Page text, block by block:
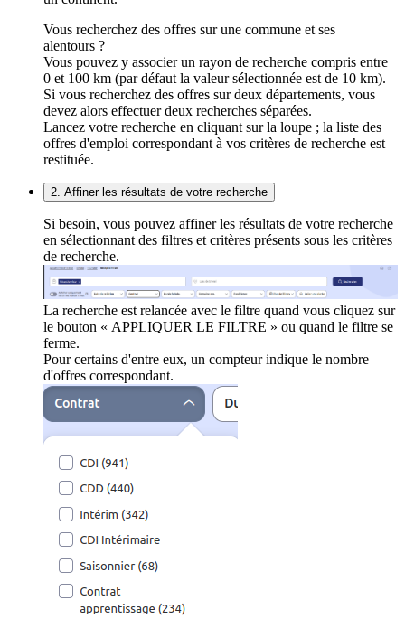
Vous recherchez des offres sur une commune et ses
alentours ?
Vous pouvez y associer un rayon de recherche compris entre
0 et 100 km (par défaut la valeur sélectionnée est de 10 km).
Si vous recherchez des offres sur deux départements, vous
devez alors effectuer deux recherches séparées.
Lancez votre recherche en cliquant sur la loupe ; la liste des
offres d'emploi correspondant à vos critères de recherche est
restituée.
2. Affiner les résultats de votre recherche
Si besoin, vous pouvez affiner les résultats de votre recherche
en sélectionnant des filtres et critères présents sous les critères
de recherche.
La recherche est relancée avec le filtre quand vous cliquez sur
le bouton « APPLIQUER LE FILTRE » ou quand le filtre se
ferme.
Pour certains d'entre eux, un compteur indique le nombre
d'offres correspondant.